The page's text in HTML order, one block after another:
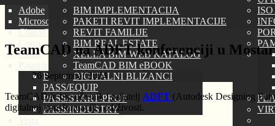
Adobe
Microsoft
ChaosGROUP
Corona Renderer
Unity
PASS/HYDROSYSTEM
PASS/EQUIP
PASS/START-PROF
PASS/INDUSTRY
BIM IMPLEMENTACIJA
PAKETI REVIT IMPLEMENTACIJE
REVIT FAMILIJE
BIM REAL ESTATE
XELLA BIM WEB KATALOG
TeamCAD BIM eBOOK
DIGITALNI BLIZANCI
TeamCAD na ADFT konferenciji u
26 Septembar 2024
TeamCAD je bio učesnik i prijatelj ADFT (Autodesk Designing
digitalnoj transformaciji i održivosti.